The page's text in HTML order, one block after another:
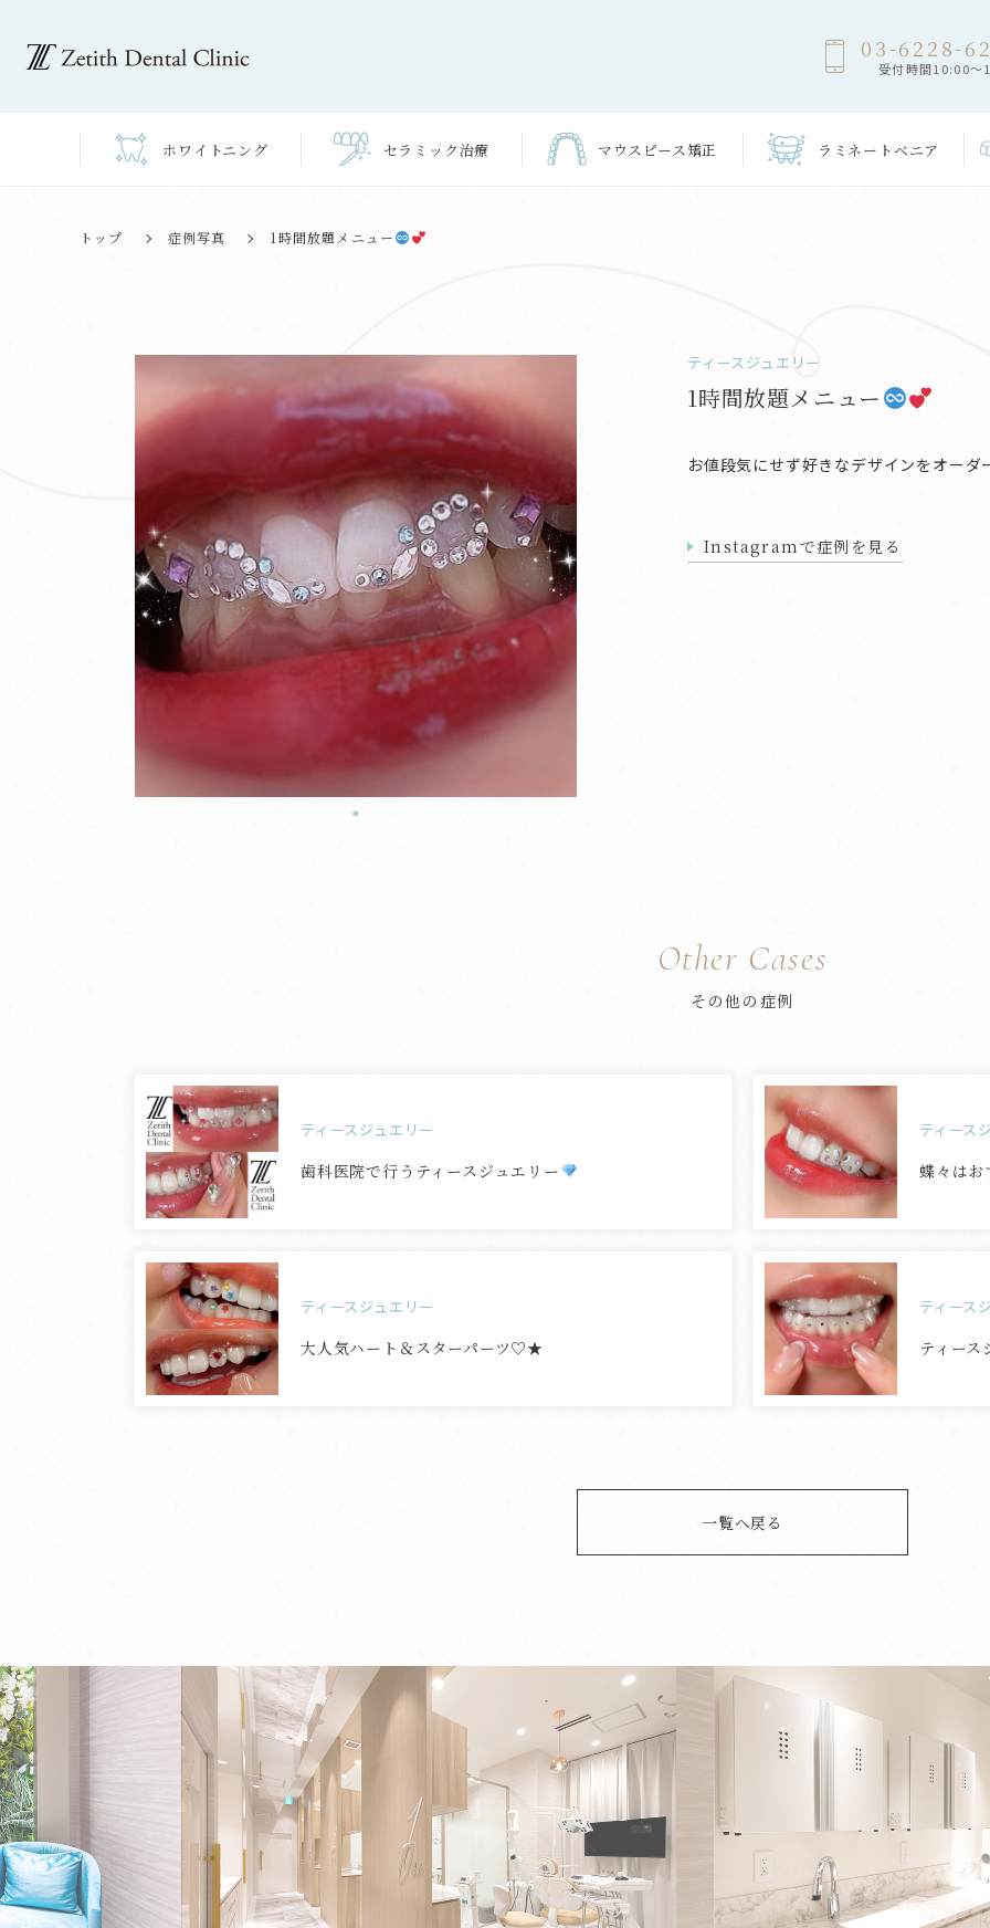
03-6228-
受付時間10:00～
ホワイトニング セラミック治療 マウスピース矯正 ラミネート ベニア
トップ 症例写真 1時間放題メニュー
ティースジュエリー
1時間放題メニュー
お値段気にせず好きなデザインをオーダ
Instagramで症例を見る
Other Cases
その他の症例
ティースジュエリー
歯科医院で行うティースジュエリー
ティース
蝶々は
ティースジュエリー
大人気ハート＆スターパーツ♡★
ティース
ティー
一覧へ戻る